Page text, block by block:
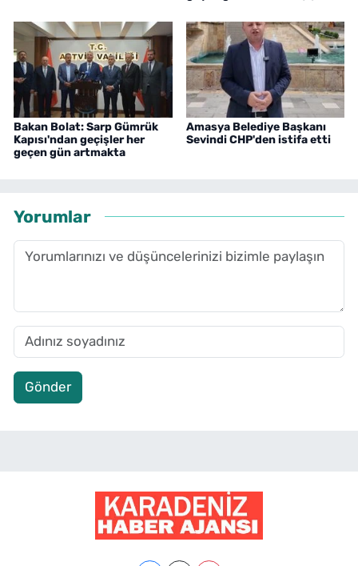
Bakan Bolat: Sarp Gümrük
Kapısı'ndan geçişler her
geçen gün artmakta
Amasya Belediye Başkanı
Sevindi CHP'den istifa etti
Yorumlar
Gönder